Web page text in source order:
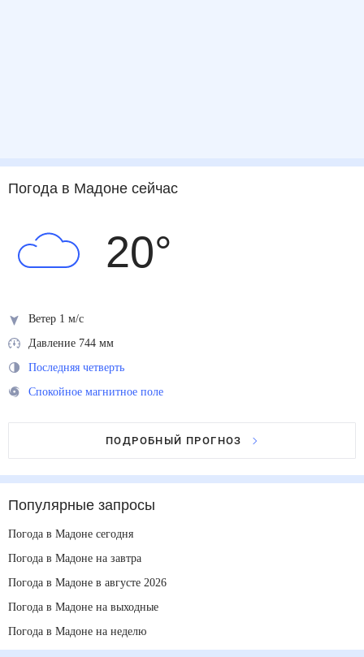
Погода в Мадонесейчас
20°
Ветер 1 м/с
Давление 744 мм
Последняя четверть
Спокойное магнитное поле
ПОДРОБНЫЙ ПРОГНОЗ
Популярные запросы
Погода в Мадоне сегодня
Погода в Мадоне на завтра
Погода в Мадоне в августе 2026
Погода в Мадоне на выходные
Погода в Мадоне на неделю